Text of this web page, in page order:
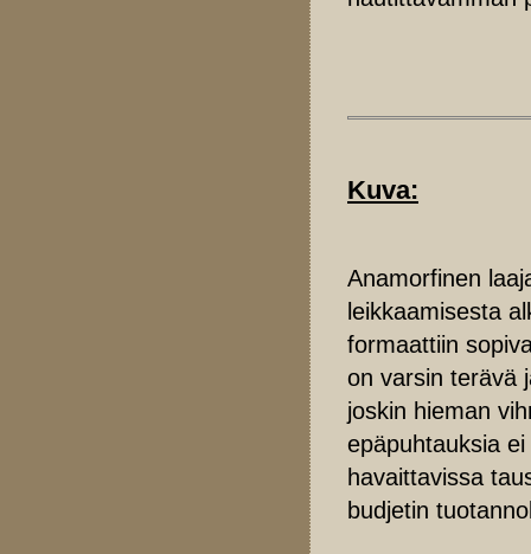
Kuva:
Anamorfinen
leikkaamisesta
formaattiin
on varsin terävä
joskin hieman
epäpuhtauksia
havaittavissa
budjetin